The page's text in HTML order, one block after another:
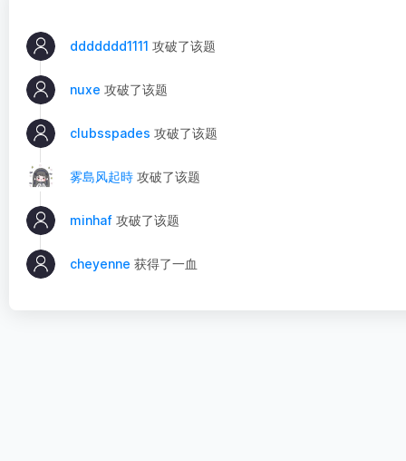
ddddddd1111 攻破了该题
nuxe 攻破了该题
clubsspades 攻破了该题
雾島风起時 攻破了该题
minhaf 攻破了该题
cheyenne 获得了一血